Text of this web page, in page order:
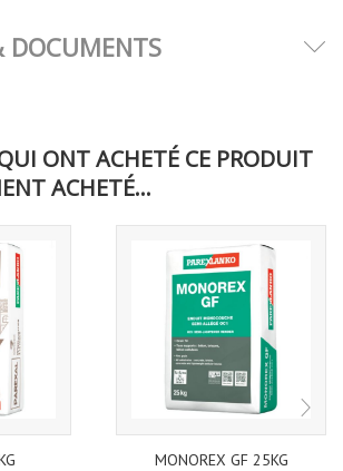
DOCUMENTS
ONT ACHETÉ CE PRODUIT
ACHETÉ...
MONOREX GF 25KG